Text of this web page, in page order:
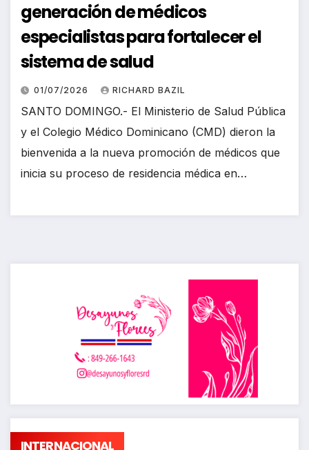
generación de médicos
especialistas para fortalecer el
sistema de salud
01/07/2026 RICHARD BAZIL
SANTO DOMINGO.- El Ministerio de Salud Pública
y el Colegio Médico Dominicano (CMD) dieron la
bienvenida a la nueva promoción de médicos que
inicia su proceso de residencia médica en…
INTERNACIONAL